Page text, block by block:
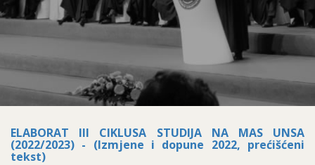
ELABORAT III CIKLUSA STUDIJA NA MAS UNSA
(2022/2023) - (Izmjene i dopune 2022, prećišćeni
tekst)